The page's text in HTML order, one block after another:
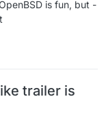
is fun, but -
trailer is